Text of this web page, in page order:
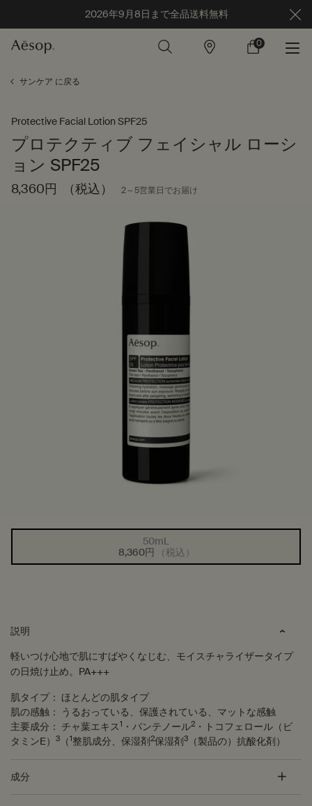
2026年9月8日まで全品送料無料
店
カ
0
0 カート内の製
サンケア に戻る
Protective Facial Lotion SPF25
プロテクティブ フェイシャル ローシ
ョン SPF25
8,360円 （税込） 2～5営業日でお届け
選択済み
商品バリエーションは在庫切れで
50mL
8,360円
（税込）
, 1/1
説明
軽いつけ心地で肌にすばやくなじむ、モイスチャライザータイプ
の日焼け止め。PA+++
肌タイプ： ほとんどの肌タイプ
肌の感触：
うるおっている、保護されている、マットな感触
主要成分： チャ葉エキス1 ・パンテノール2 ・トコフェロール（ビ
タミンE）
3 （1整肌成分、保湿剤2保湿剤3 （製品の）抗酸化剤）
成分